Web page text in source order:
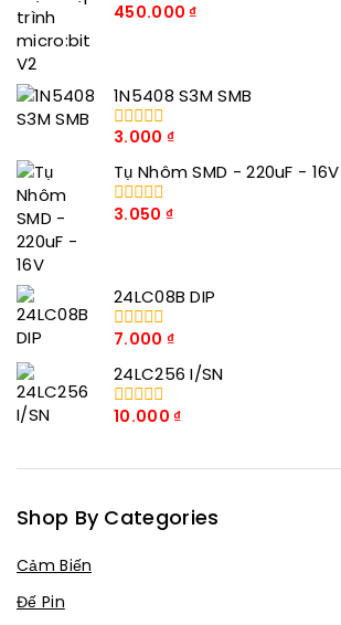
0
450.000₫
1N5408 S3M SMB
0
số
5
3.000 ₫
Tụ Nhôm SMD - 220uF - 16V
0
3.050 ₫
24LC08B DIP
0
số
5
7.000 ₫
24LC256 I/SN
0
5
10.000₫
Shop By Categories
Cảm Biến
Đế Pin